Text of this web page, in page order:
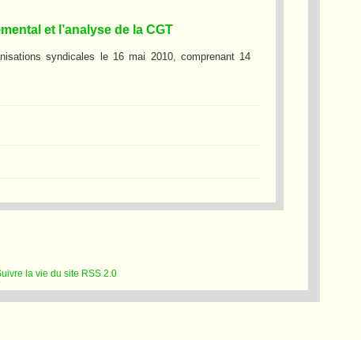
et l’analyse de la CGT
syndicales le 16 mai 2010, comprenant 14
RSS 2.0